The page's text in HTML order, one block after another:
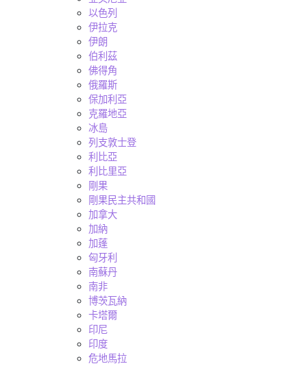
以色列
伊拉克
伊朗
伯利茲
佛得角
俄羅斯
保加利亞
克羅地亞
冰島
列支敦士登
利比亞
利比里亞
剛果
剛果民主共和國
加拿大
加納
加蓬
匈牙利
南蘇丹
南非
博茨瓦納
卡塔爾
印尼
印度
危地馬拉